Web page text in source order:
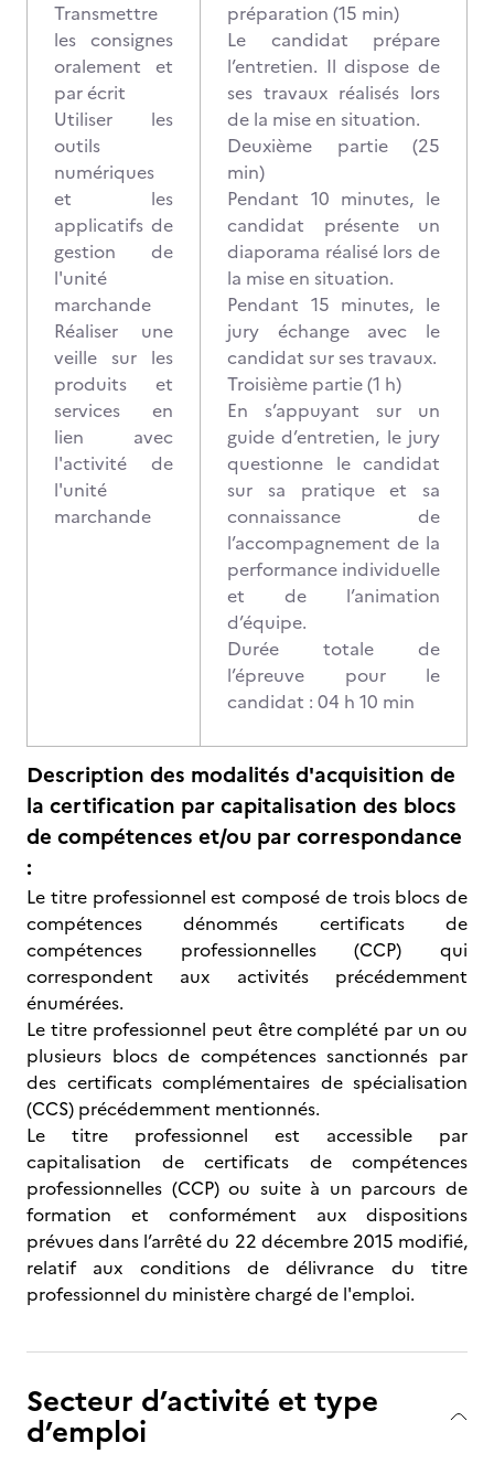
Transmettre
les consignes
oralement et
par écrit
Utiliser les
outils
numériques
et les
applicatifs de
gestion de
l'unité
marchande
Réaliser une
veille sur les
produits et
services en
lien avec
l'activité de
l'unité
marchande
préparation (15 min)
Le candidat prépare
l’entretien. Il dispose de
ses travaux réalisés lors
de la mise en situation.
Deuxième partie (25
min)
Pendant 10 minutes, le
candidat présente un
diaporama réalisé lors de
la mise en situation.
Pendant 15 minutes, le
jury échange avec le
candidat sur ses travaux.
Troisième partie (1 h)
En s’appuyant sur un
guide d’entretien, le jury
questionne le candidat
sur sa pratique et sa
connaissance de
l’accompagnement de la
performance individuelle
et de l’animation
d’équipe.
Durée totale de
l’épreuve pour le
candidat : 04 h 10 min
Description des modalités d'acquisition de
la certification par capitalisation des blocs
de compétences et/ou par correspondance
:
Le titre professionnel est composé de trois blocs de
compétences dénommés certificats de
compétences professionnelles (CCP) qui
correspondent aux activités précédemment
énumérées.
Le titre professionnel peut être complété par un ou
plusieurs blocs de compétences sanctionnés par
des certificats complémentaires de spécialisation
(CCS) précédemment mentionnés.
Le titre professionnel est accessible par
capitalisation de certificats de compétences
professionnelles (CCP) ou suite à un parcours de
formation et conformément aux dispositions
prévues dans l’arrêté du 22 décembre 2015 modifié,
relatif aux conditions de délivrance du titre
professionnel du ministère chargé de l'emploi.
Secteur d’activité et type
d’emploi